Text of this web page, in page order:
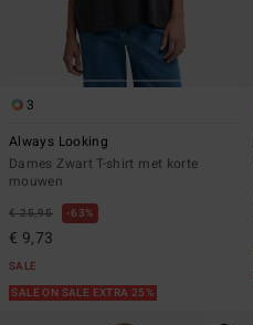
3
Always Looking
Dames Zwart T-shirt met korte
mouwen
€ 25,95 63%
€ 9,73
SALE
SALE ON SALE EXTRA 25%